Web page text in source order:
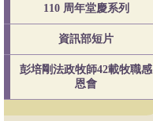
110 周年堂慶系列
資訊部短片
彭培剛法政牧師42載牧職感
恩會